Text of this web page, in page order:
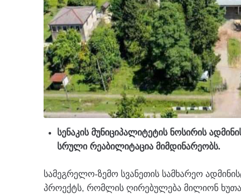
სენაკის მუნიციპალიტეტის ნოსირის
სრული რეაბილიტაცია მიმდინარეობს.
სამეგრელო-ზემო სვანეთის სამხარეო
პროექტს, რომლის ღირებულება მილიონ